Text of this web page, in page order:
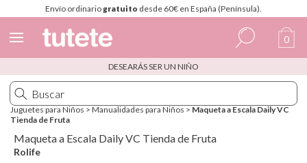
Envío ordinariogratuito desde 60€ en España (Península).
Español
Italiano
Inglés
0
DESEARÁS SER UN NIÑO
Juguetes para Niños > Manualidades para Niños > Maqueta a Escala Daily VC
Tienda de Fruta
Maqueta a Escala Daily VC Tienda de Fruta
Rolife